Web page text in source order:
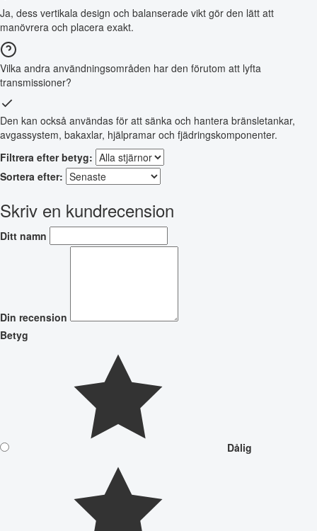
Ja, dess vertikala design och balanserade vikt gör den lätt att
manövrera och placera exakt.
Vilka andra användningsområden har den förutom att lyfta
transmissioner?
Den kan också användas för att sänka och hantera bränsletankar,
avgassystem, bakaxlar, hjälpramar och fjädringskomponenter.
Filtrera efter betyg:
Sortera efter:
Skriv en kundrecension
Ditt namn
Din recension
Betyg
Dålig